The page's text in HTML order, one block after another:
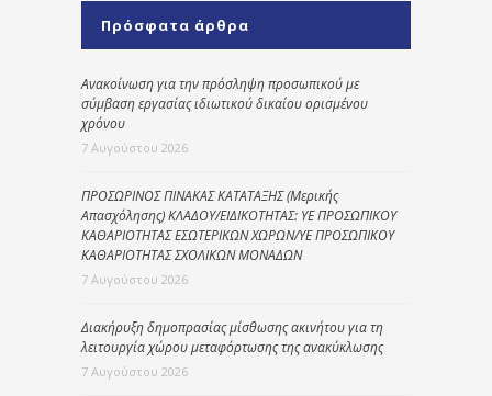
Πρόσφατα άρθρα
Ανακοίνωση για την πρόσληψη προσωπικού με
σύμβαση εργασίας ιδιωτικού δικαίου ορισμένου
χρόνου
7 Αυγούστου 2026
ΠΡΟΣΩΡΙΝΟΣ ΠΙΝΑΚΑΣ ΚΑΤΑΤΑΞΗΣ (Μερικής
Απασχόλησης) ΚΛΑΔΟΥ/ΕΙΔΙΚΟΤΗΤΑΣ: ΥΕ ΠΡΟΣΩΠΙΚΟΥ
ΚΑΘΑΡΙΟΤΗΤΑΣ ΕΣΩΤΕΡΙΚΩΝ ΧΩΡΩΝ/ΥΕ ΠΡΟΣΩΠΙΚΟΥ
ΚΑΘΑΡΙΟΤΗΤΑΣ ΣΧΟΛΙΚΩΝ ΜΟΝΑΔΩΝ
7 Αυγούστου 2026
Διακήρυξη δημοπρασίας μίσθωσης ακινήτου για τη
λειτουργία χώρου μεταφόρτωσης της ανακύκλωσης
7 Αυγούστου 2026